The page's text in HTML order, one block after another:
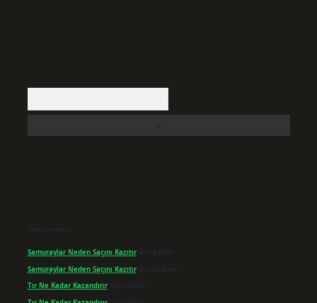
Son yorumlar
Samuraylar Neden Saçını Kazıtıriçin admin
Samuraylar Neden Saçını Kazıtıriçin Fadime
Tır Ne Kadar Kazandırıriçin admin